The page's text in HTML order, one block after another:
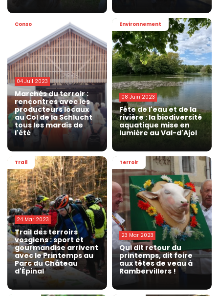
Conso
04 Juil 2023
Marchés du terroir :
rencontres avec les
producteurs locaux
au Col de la Schlucht
tous les mardis de
l'été
Environnement
08 Juin 2023
Fête de l'eau et de la
rivière : la biodiversité
aquatique mise en
lumière au Val-d'Ajol
Trail
24 Mar 2023
Trail des terroirs
vosgiens : sport et
gourmandise arrivent
avec le Printemps au
Parc du Château
d'Épinal
Terroir
23 Mar 2023
Qui dit retour du
printemps, dit foire
aux têtes de veau à
Rambervillers !